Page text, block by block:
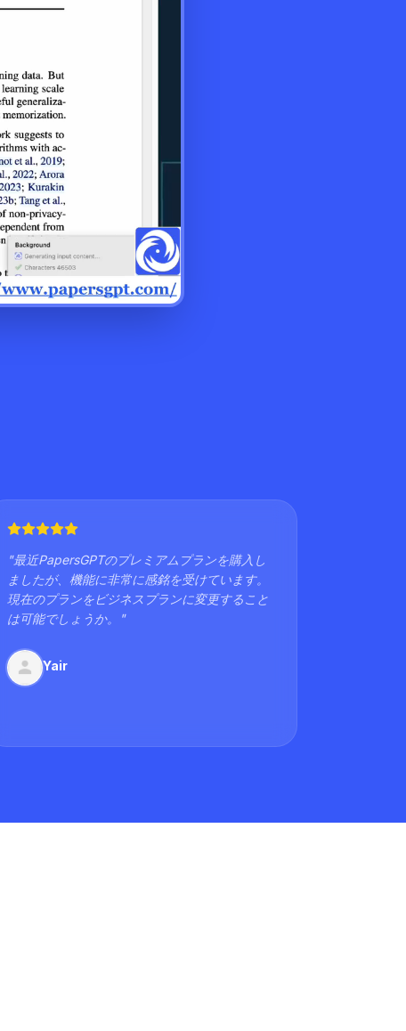
"最近PapersGPTのプレミアムプランを購入し
ましたが、機能に非常に感銘を受けています。
現在のプランをビジネスプランに変更すること
は可能でしょうか。
"
Yair